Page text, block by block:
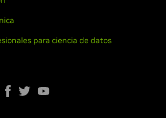
para ciencia de datos